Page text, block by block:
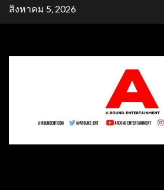
Skipสิงหาคม 5, 2026